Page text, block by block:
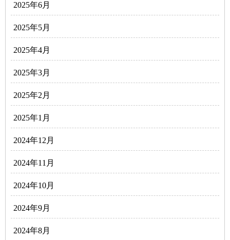
2025年6月
2025年5月
2025年4月
2025年3月
2025年2月
2025年1月
2024年12月
2024年11月
2024年10月
2024年9月
2024年8月